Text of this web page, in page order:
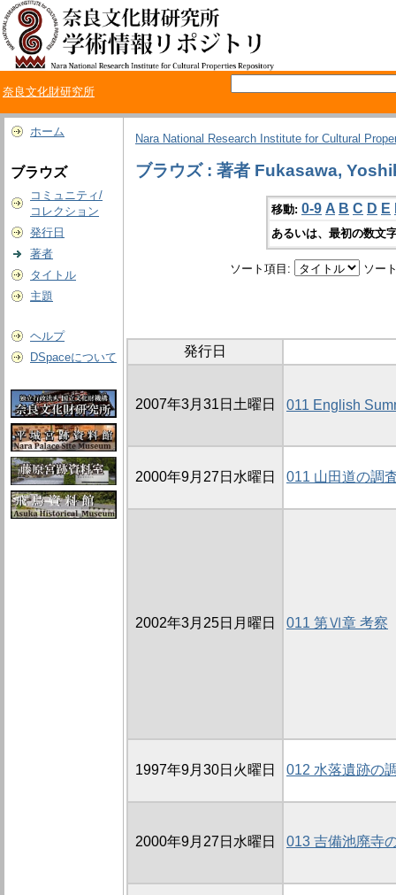
奈良文化財研究所
ホーム
ブラウズ
コミュニティ/
コレクション
発行日
著者
タイトル
主題
ヘルプ
DSpaceについて
Nara National Research Institute for Cultural
ブラウズ : 著者 Fukasawa,
移動: 0-9 A B C D E
あるいは、最初の数文
ソート項目: ソー
発行日
2007年3月31日土曜日 011 English
2000年9月27日水曜日 011 山田道の調
2002年3月25日月曜日 011 第Ⅵ章 考察
1997年9月30日火曜日 012 水落遺跡の
2000年9月27日水曜日 013 吉備池廃寺